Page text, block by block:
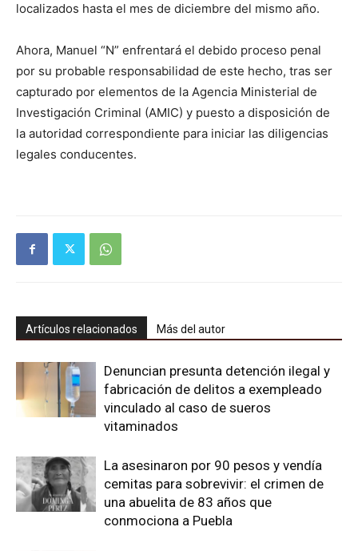
localizados hasta el mes de diciembre del mismo año.
Ahora, Manuel “N” enfrentará el debido proceso penal
por su probable responsabilidad de este hecho, tras ser
capturado por elementos de la Agencia Ministerial de
Investigación Criminal (AMIC) y puesto a disposición de
la autoridad correspondiente para iniciar las diligencias
legales conducentes.
Artículos relacionados Más del autor
Denuncian presunta detención ilegal y
fabricación de delitos a exempleado
vinculado al caso de sueros
vitaminados
La asesinaron por 90 pesos y vendía
cemitas para sobrevivir: el crimen de
una abuelita de 83 años que
conmociona a Puebla